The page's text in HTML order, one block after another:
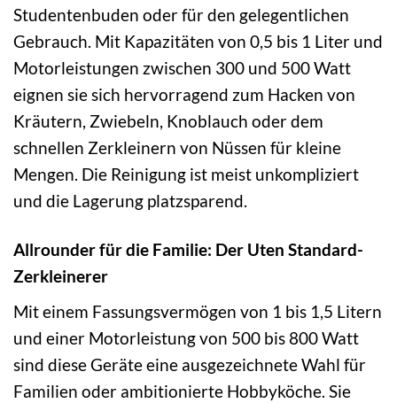
Studentenbuden oder für den gelegentlichen
Gebrauch. Mit Kapazitäten von 0,5 bis 1 Liter und
Motorleistungen zwischen 300 und 500 Watt
eignen sie sich hervorragend zum Hacken von
Kräutern, Zwiebeln, Knoblauch oder dem
schnellen Zerkleinern von Nüssen für kleine
Mengen. Die Reinigung ist meist unkompliziert
und die Lagerung platzsparend.
Allrounder für die Familie: Der Uten Standard-
Zerkleinerer
Mit einem Fassungsvermögen von 1 bis 1,5 Litern
und einer Motorleistung von 500 bis 800 Watt
sind diese Geräte eine ausgezeichnete Wahl für
Familien oder ambitionierte Hobbyköche. Sie